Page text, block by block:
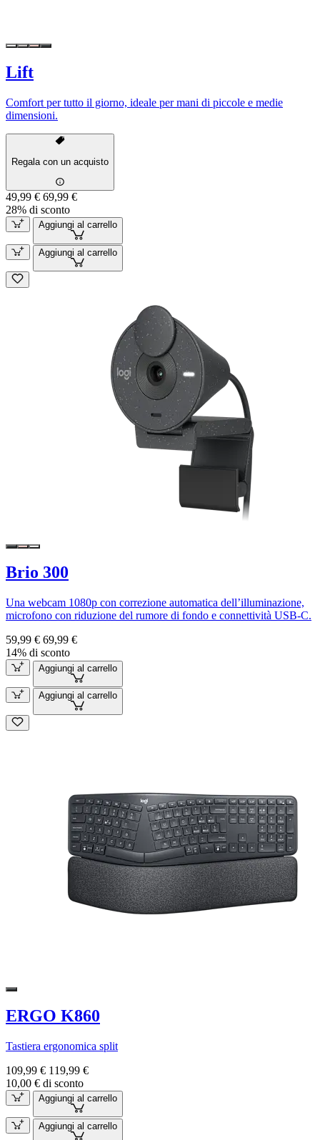
Lift
Comfort per tutto il giorno, ideale per mani di piccole e medie
dimensioni.
Regala con un acquisto
49,99 € 69,99 €
28% di sconto
Aggiungi al carrello
Aggiungi al carrello
Brio 300
Una webcam 1080p con correzione automatica dell’illuminazione,
microfono con riduzione del rumore di fondo e connettività USB-C.
59,99 € 69,99 €
14% di sconto
Aggiungi al carrello
Aggiungi al carrello
ERGO K860
Tastiera ergonomica split
109,99 € 119,99 €
10,00 € di sconto
Aggiungi al carrello
Aggiungi al carrello